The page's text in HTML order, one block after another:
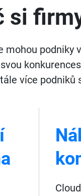
si
mohou
více podniků